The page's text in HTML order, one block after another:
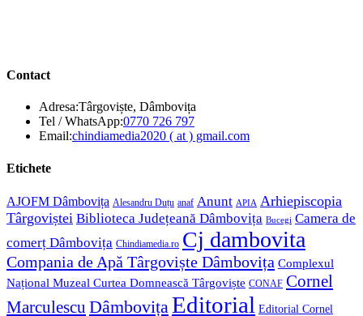
Contact
Adresa:Târgoviște, Dâmbovița
Tel / WhatsApp:0770 726 797Opens
in
Email:chindiamedia2020 ( at ) gmail.comOpens
Etichete
AJOFM Dâmbovița Alesandru Duțu anaf Anunt APIA Arhiepiscopia
Târgoviștei Biblioteca Județeană Dâmbovița Bucegi Camera de
comerț Dâmbovița Chindiamedia.ro Cj dambovita
Compania de Apă Târgoviște Dâmbovița Complexul
Național Muzeal Curtea Domnească Târgoviște CONAF Cornel
Marculescu Dâmbovița Editorial Editorial Cornel